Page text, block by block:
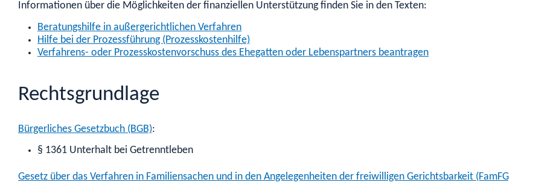
Informationen über die Möglichkeiten der finanziellen Unterstützung finden Sie in den Texten:
Beratungshilfe in außergerichtlichen Verfahren
Hilfe bei der Prozessführung (Prozesskostenhilfe)
Verfahrens- oder Prozesskostenvorschuss des Ehegatten oder Lebenspartners beantragen
Rechtsgrundlage
Bürgerliches Gesetzbuch (BGB):
§ 1361 Unterhalt bei Getrenntleben
Gesetz über das Verfahren in Familiensachen und in den Angelegenheiten der freiwilligen Gerichtsbarkeit (FamFG)